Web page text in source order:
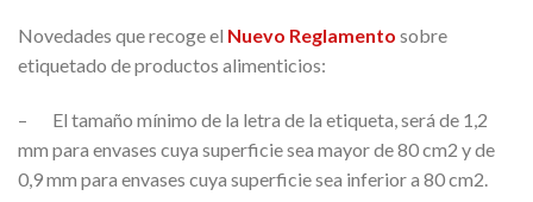
Novedades que recoge el Nuevo Reglamento sobre
etiquetado de productos alimenticios:
– El tamaño mínimo de la letra de la etiqueta, será de 1,2
mm para envases cuya superficie sea mayor de 80 cm2 y de
0,9 mm para envases cuya superficie sea inferior a 80 cm2.